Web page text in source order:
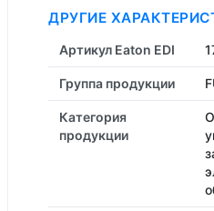
ДРУГИЕ
Артикул Eaton EDI
Группа продукции
Категория
продукции